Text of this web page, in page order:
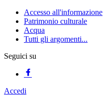
Accesso all'informazione
Patrimonio culturale
Acqua
Tutti gli argomenti...
Seguici su
Accedi